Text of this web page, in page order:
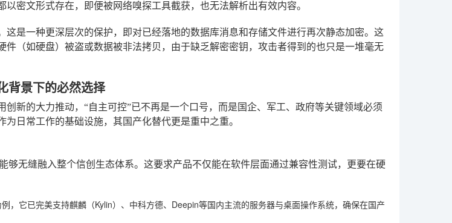
以密文形式存在，即便被网络嗅探工具截获，也无法解析出有效内容。
这是一种更深层次的保护，即对已经落地的数据库消息和存储文件进行再次静态加密。这
件（如硬盘）被盗或数据被非法拷贝，由于缺乏解密密钥，攻击者得到的也只是一堆毫无
背景下的必然选择
创新的大力推动，“自主可控”已不再是一个口号，而是国企、军工、政府等关键领域必须
日常工作的基础设施，其国产化替代更是重中之重。
够无缝融入整个信创生态体系。这要求产品不仅能在软件层面通过兼容性测试，更要在硬
，它已完美支持麒麟（Kylin）、中科方德、Deepin等国内主流的服务器与桌面操作系统，确保在国产